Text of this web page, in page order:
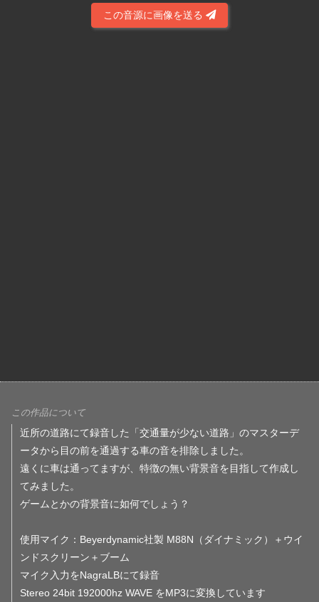
この音源に画像を送る
この作品について
近所の道路にて録音した「交通量が少ない道路」のマスターデ
ータから目の前を通過する車の音を排除しました。
遠くに車は通ってますが、特徴の無い背景音を目指して作成し
てみました。
ゲームとかの背景音に如何でしょう？
使用マイク：Beyerdynamic社製 M88N（ダイナミック）＋ウイ
ンドスクリーン＋ブーム
マイク入力をNagraLBにて録音
Stereo 24bit 192000hz WAVE をMP3に変換しています